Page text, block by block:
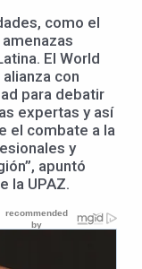
como el
El World
con
para debatir
expertas y así
el combate a la
y
apuntó
la UPAZ.